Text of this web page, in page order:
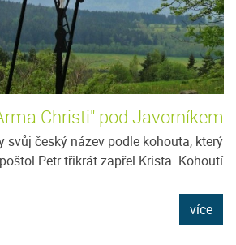
Christi" pod Javorníkem
svůj český název podle kohouta, který
Petr třikrát zapřel Krista. Kohoutí
více